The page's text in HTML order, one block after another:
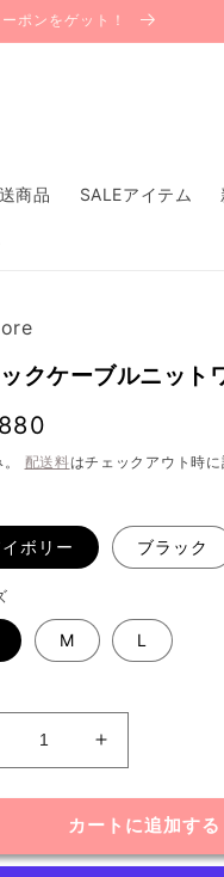
ポンをゲット！
商品 SALEアイテム
クケーブルニット
配送料はチェックアウト時に
ボリー ブラック
M L
V
ッ
ク
ケ
カートに追加する